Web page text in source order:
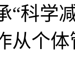
“科学
从个